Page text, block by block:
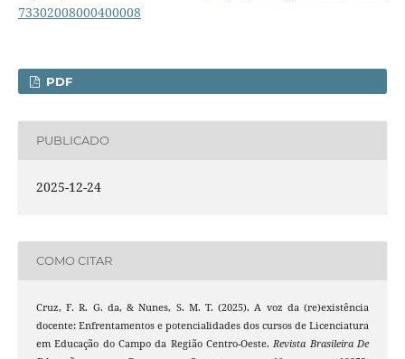
73302008000400008
PDF
PUBLICADO
2025-12-24
COMO CITAR
Cruz, F. R. G. da, & Nunes, S. M. T. (2025). A voz da (re)existência
docente: Enfrentamentos e potencialidades dos cursos de Licenciatura
em Educação do Campo da Região Centro-Oeste.Revista Brasileira De